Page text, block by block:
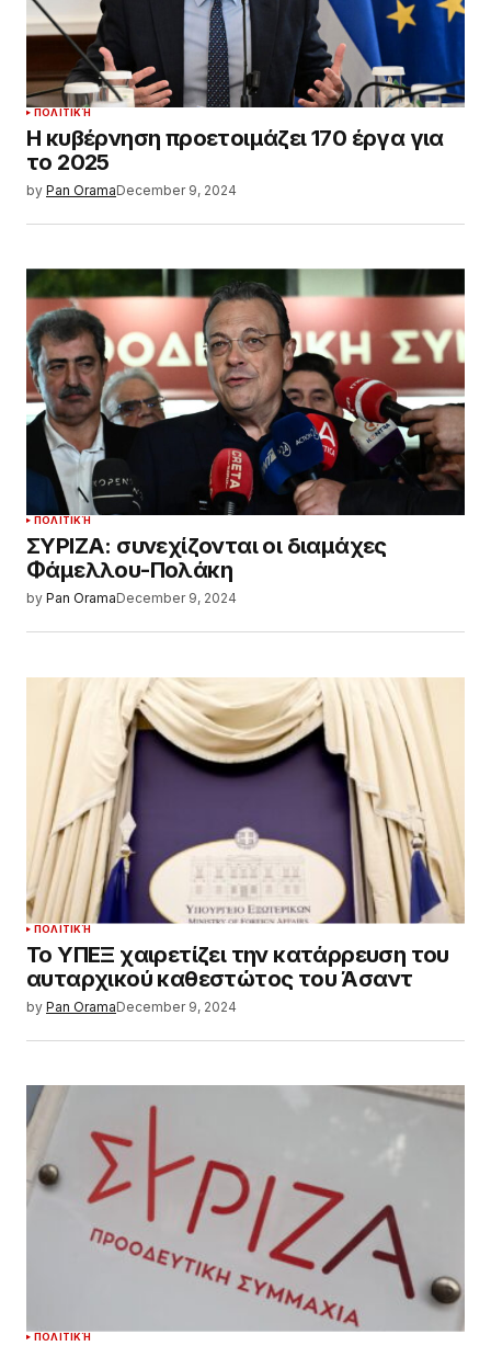
ΠΟΛΙΤΙΚΉ
Η κυβέρνηση προετοιμάζει 170 έργα για
το 2025
by Pan OramaDecember 9, 2024
ΠΟΛΙΤΙΚΉ
ΣΥΡΙΖΑ: συνεχίζονται οι διαμάχες
Φάμελλου-Πολάκη
by Pan OramaDecember 9, 2024
ΠΟΛΙΤΙΚΉ
Το ΥΠΕΞ χαιρετίζει την κατάρρευση του
αυταρχικού καθεστώτος του Άσαντ
by Pan OramaDecember 9, 2024
ΠΟΛΙΤΙΚΉ